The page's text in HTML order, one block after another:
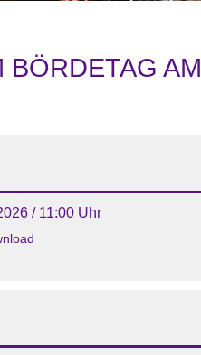
AM
/ 11:00 Uhr